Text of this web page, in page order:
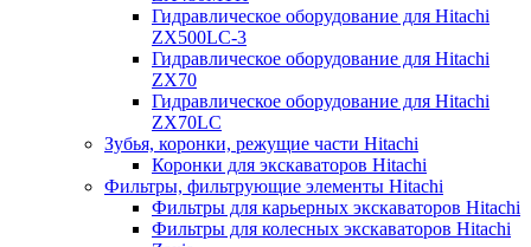
Гидравлическое оборудование для Hitachi
ZX500LC-3
Гидравлическое оборудование для Hitachi
ZX70
Гидравлическое оборудование для Hitachi
ZX70LC
Зубья, коронки, режущие части Hitachi
Коронки для экскаваторов Hitachi
Фильтры, фильтрующие элементы Hitachi
Фильтры для карьерных экскаваторов Hitachi
Фильтры для колесных экскаваторов Hitachi